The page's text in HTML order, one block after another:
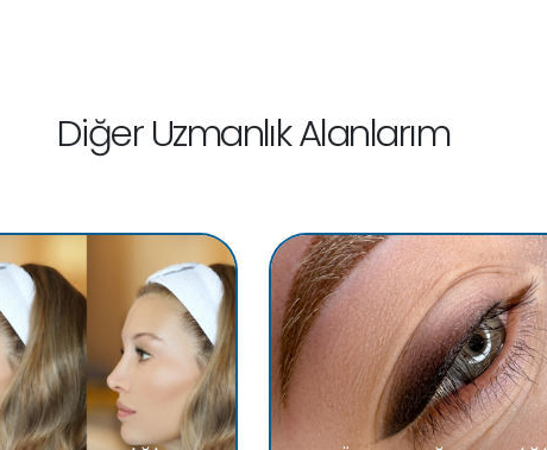
Diğer Uzmanlık Alanlarım